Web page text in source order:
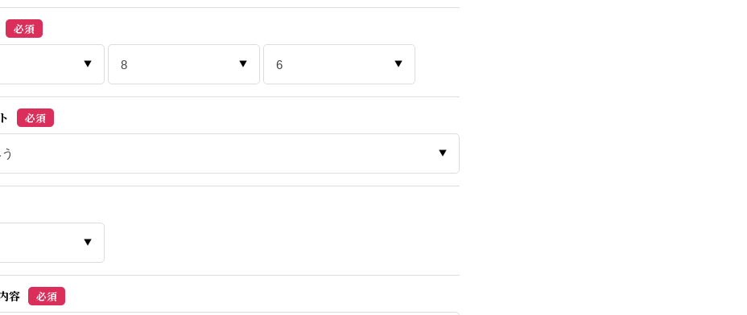
必須
必須
容 必須